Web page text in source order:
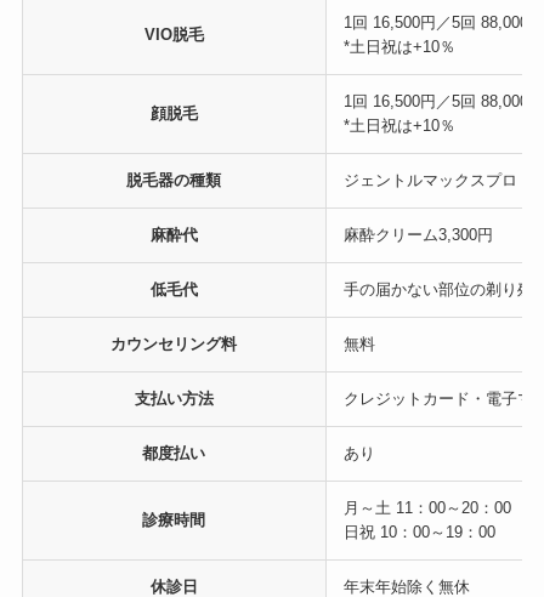
VIO脱毛
1回 16,500円／5回 88,000円
*土日祝は+10％
顔脱毛
1回 16,500円／5回 88,000円
*土日祝は+10％
脱毛器の種類 ジェントルマックスプロ
麻酔代 麻酔クリーム3,300円
低毛代 手の届かない部位の剃り残
カウンセリング料 無料
支払い方法 クレジットカード・電子マ
都度払い あり
診療時間
月～土 11：00～20：00
日祝 10：00～19：00
休診日 年末年始除く無休